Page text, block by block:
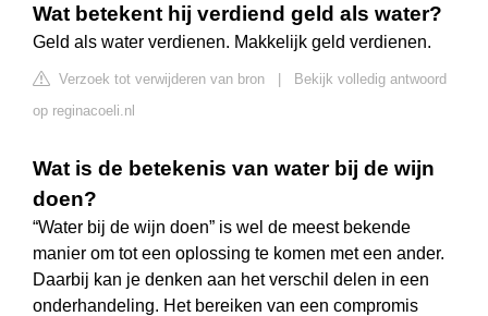
Wat betekent hij verdiend geld als water?
Geld als water verdienen. Makkelijk geld verdienen.
Verzoek tot verwijderen van bron | Bekijk volledig antwoord
op reginacoeli.nl
Wat is de betekenis van water bij de wijn
doen?
“Water bij de wijn doen” is wel de meest bekende
manier om tot een oplossing te komen met een ander.
Daarbij kan je denken aan het verschil delen in een
onderhandeling. Het bereiken van een compromis